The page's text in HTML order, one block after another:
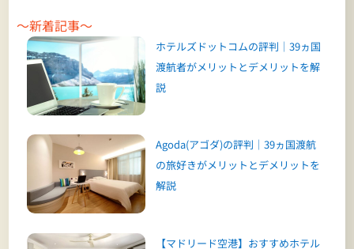
～新着記事～
ホテルズドットコムの評判｜39ヵ国
渡航者がメリットとデメリットを解
説
Agoda(アゴダ)の評判｜39ヵ国渡航
の旅好きがメリットとデメリットを
解説
【マドリード空港】おすすめホテル